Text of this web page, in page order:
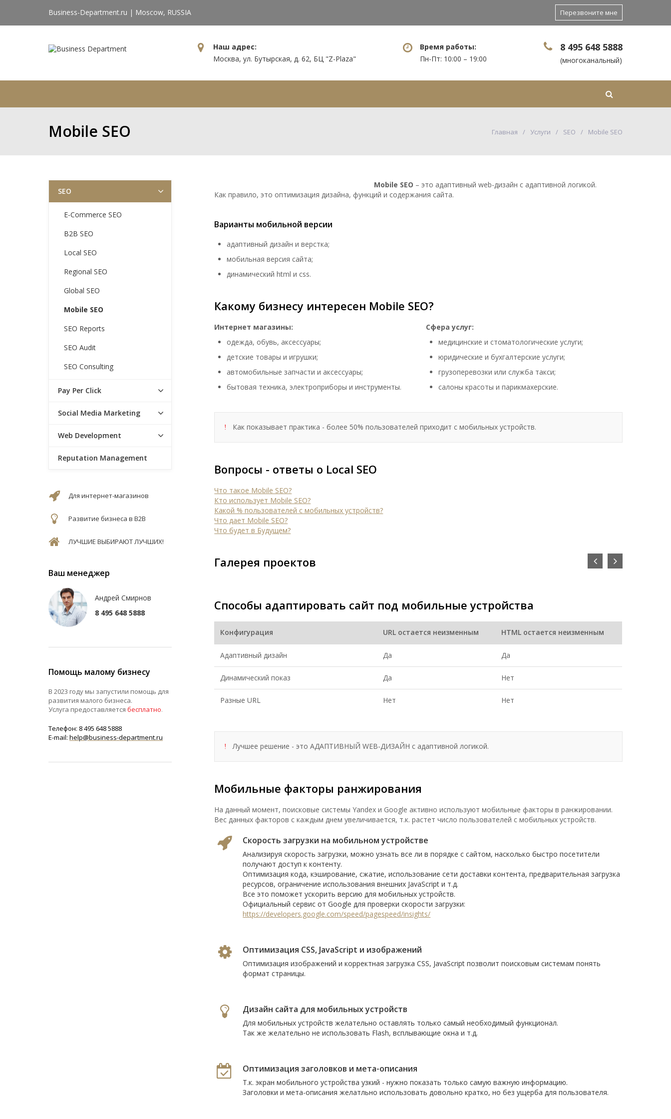
Business-Department.ru | Moscow, RUSSIA Перезвоните мне
Наш адрес:
Москва, ул. Бутырская, д. 62, БЦ "Z-Plaza"
Время работы:
Пн-Пт: 10:00 – 19:00
8 495 648 5888
(многоканальный)
Mobile SEO Главная Услуги SEO Mobile SEO
Mobile SEO – это адаптивный web-дизайн с адаптивной логикой.
Как правило, это оптимизация дизайна, функций и содержания сайта.
Варианты мобильной версии
адаптивный дизайн и верстка;
мобильная версия сайта;
динамический html и css.
Какому бизнесу интересен Mobile SEO?
Интернет магазины:
одежда, обувь, аксессуары;
детские товары и игрушки;
автомобильные запчасти и аксессуары;
бытовая техника, электроприборы и инструменты.
Сфера услуг:
медицинские и стоматологические услуги;
юридические и бухгалтерские услуги;
грузоперевозки или служба такси;
салоны красоты и парикмахерские.
! Как показывает практика - более 50% пользователей приходит с мобильных устройств.
Вопросы - ответы о Local SEO
Что такое Mobile SEO?
Кто использует Mobile SEO?
Какой % пользователей с мобильных устройств?
Что дает Mobile SEO?
Что будет в Будущем?
Галерея проектов
Способы адаптировать сайт под мобильные устройства
Конфигурация URL остается неизменным HTML остается неизменным
Адаптивный дизайн Да Да
Динамический показ Да Нет
Разные URL Нет Нет
! Лучшее решение - это АДАПТИВНЫЙ WEB-ДИЗАЙН с адаптивной логикой.
Мобильные факторы ранжирования
На данный момент, поисковые системы Yandex и Google активно используют мобильные факторы в ранжировании.
Вес данных факторов с каждым днем увеличивается, т.к. растет число пользователей с мобильных устройств.
Скорость загрузки на мобильном устройстве
Анализируя скорость загрузки, можно узнать все ли в порядке с сайтом, насколько быстро посетители
получают доступ к контенту.
Оптимизация кода, кэширование, сжатие, использование сети доставки контента, предварительная загрузка
ресурсов, ограничение использования внешних JavaScript и т.д.
Все это поможет ускорить версию для мобильных устройств.
Официальный сервис от Google для проверки скорости загрузки:
https://developers.google.com/speed/pagespeed/insights/
Оптимизация CSS, JavaScript и изображений
Оптимизация изображений и корректная загрузка CSS, JavaScript позволит поисковым системам понять
формат страницы.
Дизайн сайта для мобильных устройств
Для мобильных устройств желательно оставлять только самый необходимый функционал.
Так же желательно не использовать Flash, всплывающие окна и т.д.
Оптимизация заголовков и мета-описания
Т.к. экран мобильного устройства узкий - нужно показать только самую важную информацию.
Заголовки и мета-описания желатльно использовать довольно кратко, но без ущерба для пользователя.
SEO
E-Commerce SEO
B2B SEO
Local SEO
Regional SEO
Global SEO
Mobile SEO
SEO Reports
SEO Audit
SEO Consulting
Pay Per Click
Social Media Marketing
Web Development
Reputation Management
Для интернет-магазинов
Развитие бизнеса в B2B
ЛУЧШИЕ ВЫБИРАЮТ ЛУЧШИХ!
Ваш менеджер
Андрей Смирнов
8 495 648 5888
Помощь малому бизнесу
В 2023 году мы запустили помощь для
развития малого бизнеса.
Услуга предоставляется бесплатно.
Телефон: 8 495 648 5888
E-mail: help@business-department.ru